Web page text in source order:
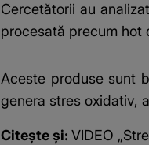
Cercetătorii au
procesată precum hot
Aceste produse sunt
genera stres oxidativ,
Citește și: VIDEO